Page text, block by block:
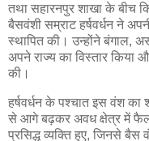
तथा सहारनपुर शाखा के बीच
बैसवंशी सम्राट हर्षवर्धन ने
स्थापित की। उन्होंने बंगाल,
अपने राज्य का विस्तार किया
की।
हर्षवर्धन के पश्चात इस वंश
से आगे बढ़कर अवध क्षेत्र में
प्रसिद्ध व्यक्ति हुए, जिनसे